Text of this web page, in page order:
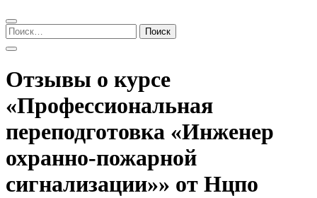
Найти:
Отзывы о курсе
«Профессиональная
переподготовка «Инженер
охранно-пожарной
сигнализации»» от Нцпо